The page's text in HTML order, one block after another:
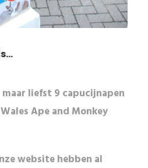
liefst 9 capucijnapen
Ape and Monkey
website hebben al